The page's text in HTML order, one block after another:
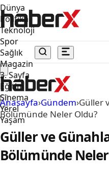
Dünya
Politika
Teknoloji
Spor
Sağlık
Magazin
3. Sayfa
Eğitim
Sinema
Yerel
Yaşam
Anasayfa›Gündem›Güller
Bölümünde Neler Oldu?
Güller ve
Bölümünde